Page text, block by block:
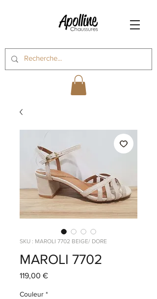
SKU : MAROLI 7702 BEIGE/ DORE
MAROLI 7702
119,00 €Prix
Couleur *